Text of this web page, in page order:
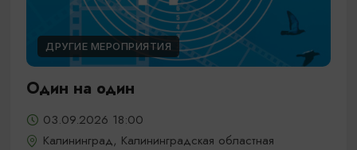
ДРУГИЕ МЕРОПРИЯТИЯ
Один на один
03.09.2026 18:00
Калининград, Калининградская областная